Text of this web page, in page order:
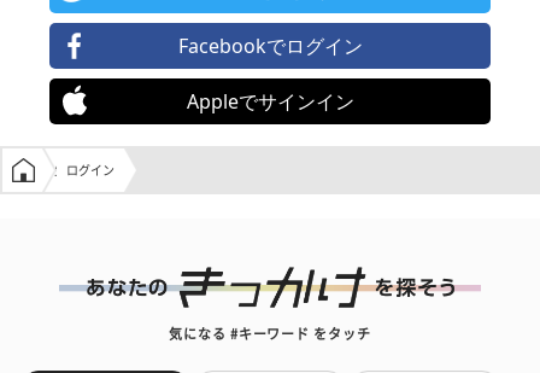
Facebookでログイン
Appleでサインイン
学生の窓口トップ
ログイン
気になる #キーワード をタッチ